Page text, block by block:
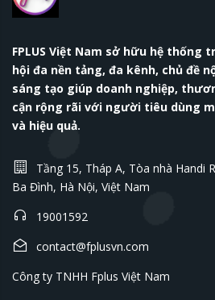
FPLUS Việt Nam sở hữu hệ thống
hội đa nền tảng, đa kênh, chủ đề
sáng tạo giúp doanh nghiệp,
cận rộng rãi với người tiêu dùng
và hiệu quả.
Tầng 15, Tháp A, Tòa nhà Handi
Ba Đình, Hà Nội, Việt Nam
19001592
contact@fplusvn.com
Công ty TNHH Fplus Việt Nam